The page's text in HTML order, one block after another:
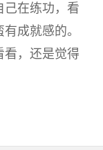
己在练功，看
成就感的。
看，还是觉得